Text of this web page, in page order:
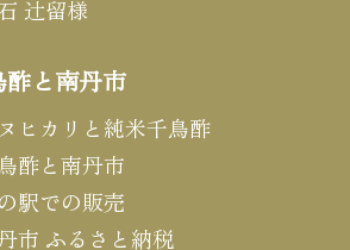
辻留様
酢と南丹市
ヒカリと純米千鳥酢
酢と南丹市
駅での販売
市 ふるさと納税